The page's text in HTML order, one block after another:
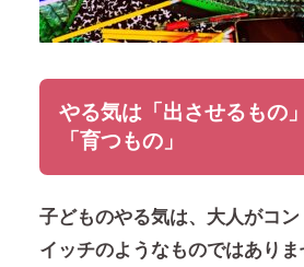
やる気は「出させるもの
「育つもの」
子どものやる気は、大人がコ
イッチのようなものではありま